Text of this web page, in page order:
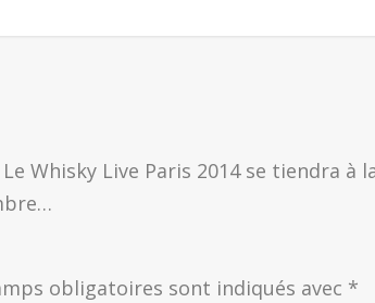
Le Whisky Live Paris 2014 se tiendra à
obligatoires sont indiqués avec *